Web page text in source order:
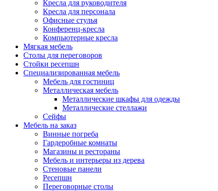
Кресла для руководителя
Кресла для персонала
Офисные стулья
Конференц-кресла
Компьютерные кресла
Мягкая мебель
Столы для переговоров
Стойки ресепшн
Специализированная мебель
Мебель для гостиниц
Металлическая мебель
Металлические шкафы для одежды
Металлические стеллажи
Сейфы
Мебель на заказ
Винные погреба
Гардеробные комнаты
Магазины и рестораны
Мебель и интерьеры из дерева
Стеновые панели
Ресепшн
Переговорные столы